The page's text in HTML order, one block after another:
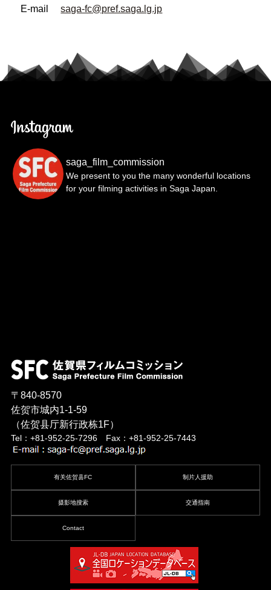
E-mailsaga-fc@pref.saga.lg.jp
saga_film_commission
We present to you the many wonderful locations
for your filming activities in Saga Japan.
〒840-8570
佐贺市城内1-1-59
（佐贺县厅新行政栋1F）
Tel：+81-952-25-7296 Fax：+81-952-25-7443
有关佐贺县FC 制片人援助
摄影地搜索 交通指南
Contact